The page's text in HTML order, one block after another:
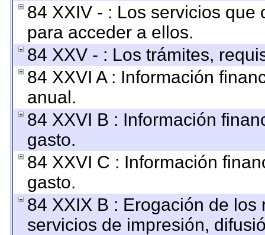
84 XXIV - : Los servicios
para acceder a ellos.
84 XXV - : Los trámites,
84 XXVI A : Información
anual.
84 XXVI B : Información
gasto.
84 XXVI C : Información
gasto.
84 XXIX B : Erogación de
servicios de impresión,